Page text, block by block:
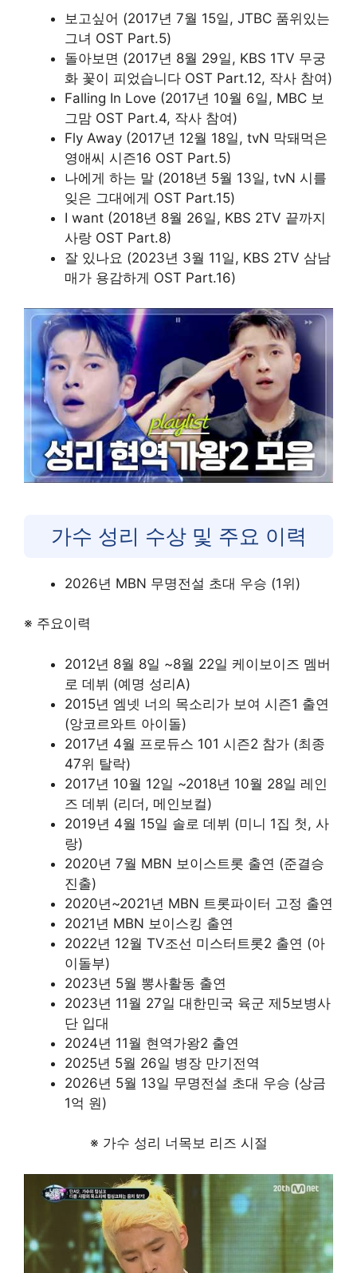
보고싶어 (2017년 7월 15일, JTBC 품위있는
그녀 OST Part.5)
돌아보면 (2017년 8월 29일, KBS 1TV 무궁
화 꽃이 피었습니다 OST Part.12, 작사 참여)
Falling In Love (2017년 10월 6일, MBC 보
그맘 OST Part.4, 작사 참여)
Fly Away (2017년 12월 18일, tvN 막돼먹은
영애씨 시즌16 OST Part.5)
나에게 하는 말 (2018년 5월 13일, tvN 시를
잊은 그대에게 OST Part.15)
I want (2018년 8월 26일, KBS 2TV 끝까지
사랑 OST Part.8)
잘 있나요 (2023년 3월 11일, KBS 2TV 삼남
매가 용감하게 OST Part.16)
가수 성리 수상 및 주요 이력
2026년 MBN 무명전설 초대 우승 (1위)
※ 주요이력
2012년 8월 8일 ~8월 22일 케이보이즈 멤버
로 데뷔 (예명 성리A)
2015년 엠넷 너의 목소리가 보여 시즌1 출연
(앙코르와트 아이돌)
2017년 4월 프로듀스 101 시즌2 참가 (최종
47위 탈락)
2017년 10월 12일 ~2018년 10월 28일 레인
즈 데뷔 (리더, 메인보컬)
2019년 4월 15일 솔로 데뷔 (미니 1집 첫, 사
랑)
2020년 7월 MBN 보이스트롯 출연 (준결승
진출)
2020년~2021년 MBN 트롯파이터 고정 출연
2021년 MBN 보이스킹 출연
2022년 12월 TV조선 미스터트롯2 출연 (아
이돌부)
2023년 5월 뽕사활동 출연
2023년 11월 27일 대한민국 육군 제5보병사
단 입대
2024년 11월 현역가왕2 출연
2025년 5월 26일 병장 만기전역
2026년 5월 13일 무명전설 초대 우승 (상금
1억 원)
※ 가수 성리 너목보 리즈 시절